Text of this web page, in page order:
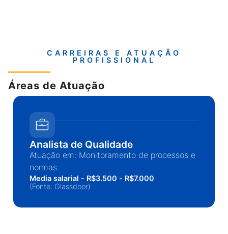
CARREIRAS E ATUAÇÂO
PROFISSIONAL
Áreas de Atuação
Analista de Qualidade
Atuação em: Monitoramento de processos e
normas.
Media salarial - R$3.500 - R$7.000
(Fonte: Glassdoor)